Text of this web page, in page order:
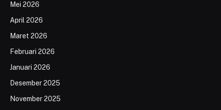
Mei 2026
April 2026
Maret 2026
Februari 2026
Januari 2026
Desember 2025
November 2025